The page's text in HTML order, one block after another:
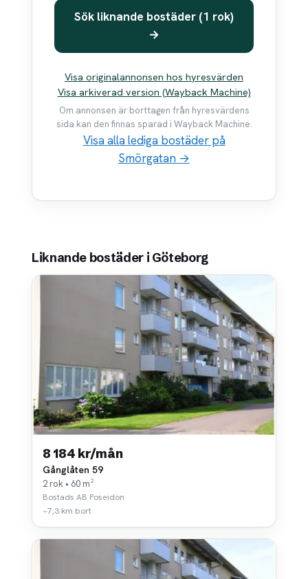
Sök liknande bostäder (1 rok)
→
Visa originalannonsen hos hyresvärden
Visa arkiverad version (Wayback Machine)
Om annonsen är borttagen från hyresvärdens
sida kan den finnas sparad i Wayback Machine.
Visa alla lediga bostäder på
Smörgatan →
Liknande bostäder i Göteborg
8 184 kr/mån
Gånglåten 59
2 rok • 60 m²
Bostads AB Poseidon
~7,3 km bort